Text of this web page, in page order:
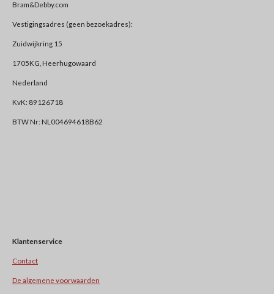
Bram&Debby.com
Vestigingsadres (geen bezoekadres):
Zuidwijkring 15
1705KG, Heerhugowaard
Nederland
KvK: 89126718
BTW Nr: NL004694618B62
Klantenservice
Contact
De algemene voorwaarden